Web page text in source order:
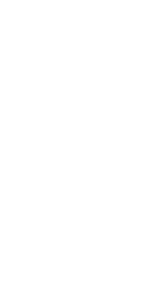
御機器販売店・
ようお願いしま
社の共同利用者
とをご了承くだ
はありません。
品に未対応品が
、
これらの製造装
通知します。
、取り引きをい
ムロン制御